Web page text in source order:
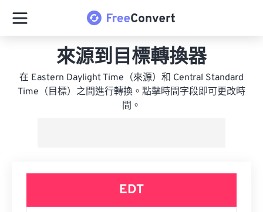
來源到目標轉換器
在 Eastern Daylight Time（來源）和 Central Standard
Time（目標）之間進行轉換。點擊時間字段即可更改時
間。
EDT